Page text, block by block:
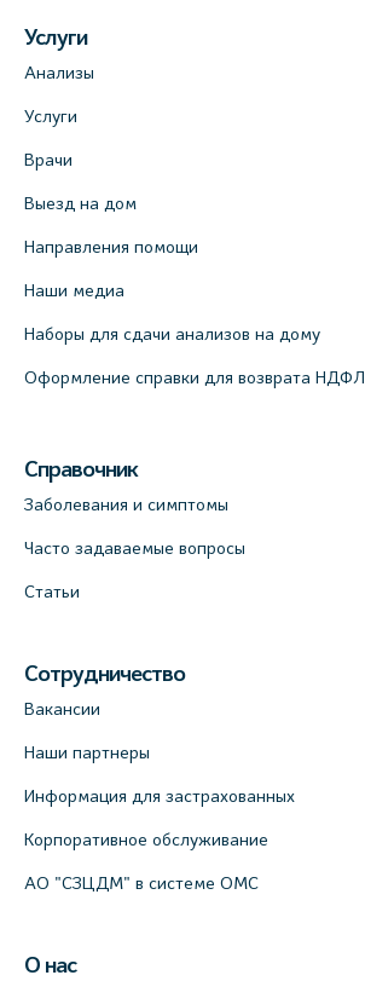
Услуги
Анализы
Услуги
Врачи
Выезд на дом
Направления помощи
Наши медиа
Наборы для сдачи анализов на дому
Оформление справки для возврата НДФЛ
Справочник
Заболевания и симптомы
Часто задаваемые вопросы
Статьи
Сотрудничество
Вакансии
Наши партнеры
Информация для застрахованных
Корпоративное обслуживание
АО "СЗЦДМ" в системе ОМС
О нас